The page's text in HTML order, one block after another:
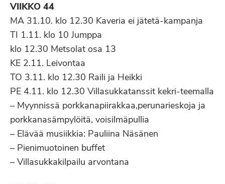
VIIKKO 44
MA 31.10. klo 12.30 Kaveria ei jätetä-kampanja
TI 1.11. klo 10 Jumppa
klo 12.30 Metsolat osa 13
KE 2.11. Leivontaa
TO 3.11. klo 12.30 Raili ja Heikki
PE 4.11. klo 12.30 Villasukkatanssit kekri-teemalla
– Myynnissä porkkanapiirakkaa,perunarieskoja ja
porkkanasämpylöitä, voisilmäpullia
– Elävää musiikkia: Pauliina Näsänen
– Pienimuotoinen buffet
– Villasukkakilpailu arvontana